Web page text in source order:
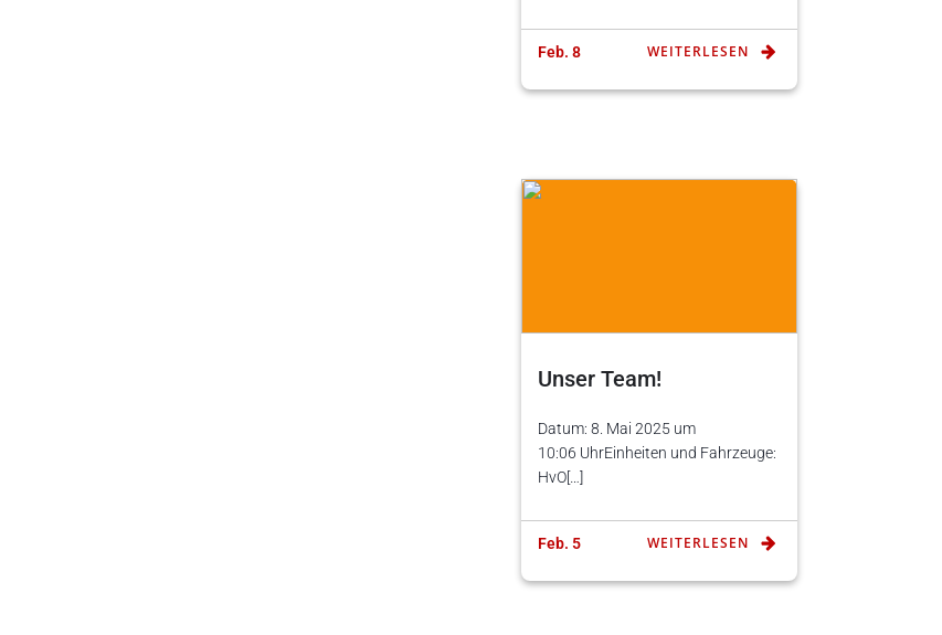
Feb. 8 WEITERLESEN
Unser Team!
Datum: 8. Mai 2025 um
10:06 UhrEinheiten und Fahrzeuge:
HvO[…]
Feb. 5 WEITERLESEN